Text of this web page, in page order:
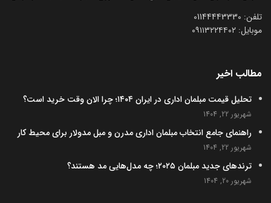
تلفن:‌ 01144443330
موبایل:‌ ۰۹۱۱۳۲۲۴۴۰۲
مطالب اخیر
تحلیل قیمت مبلمان اداری در ایران ۱۴۰۴؛ چرا الان وقت خرید است؟
شهریور 22, 1404
راهنمای جامع انتخاب مبلمان اداری مدرن و مبل مدولار برای محیط کار
شهریور 22, 1404
ترندهای جدید مبلمان ۲۰۲۵؛ چه مدل‌هایی مد هستند؟
شهریور 20, 1404